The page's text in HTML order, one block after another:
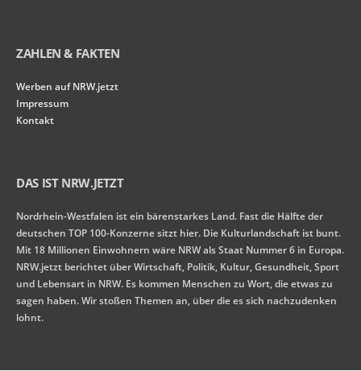
ZAHLEN & FAKTEN
Werben auf NRW.jetzt
Impressum
Kontakt
DAS IST NRW.JETZT
Nordrhein-Westfalen ist ein bärenstarkes Land. Fast die Hälfte der
deutschen TOP 100-Konzerne sitzt hier. Die Kulturlandschaft ist bunt.
Mit 18 Millionen Einwohnern wäre NRW als Staat Nummer 6 in Europa.
NRW.jetzt berichtet über Wirtschaft, Politik, Kultur, Gesundheit, Sport
und Lebensart in NRW. Es kommen Menschen zu Wort, die etwas zu
sagen haben. Wir stoßen Themen an, über die es sich nachzudenken
lohnt.